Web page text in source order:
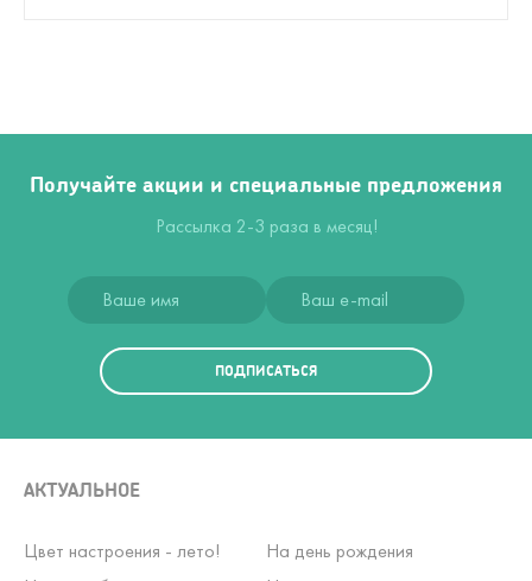
Получайте акции и специальные предложения
Рассылка 2-3 раза в месяц!
ПОДПИСАТЬСЯ
АКТУАЛЬНОЕ
Цвет настроения - лето!
На день рождения